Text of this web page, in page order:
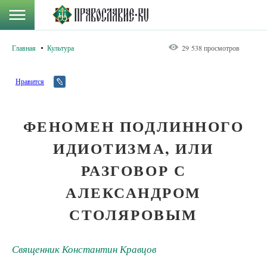
Главная Культура 29 538 просмотров
Нравится
ФЕНОМЕН ПОДЛИННОГО
ИДИОТИЗМА, ИЛИ
РАЗГОВОР С
АЛЕКСАНДРОМ
СТОЛЯРОВЫМ
Священник Константин Кравцов